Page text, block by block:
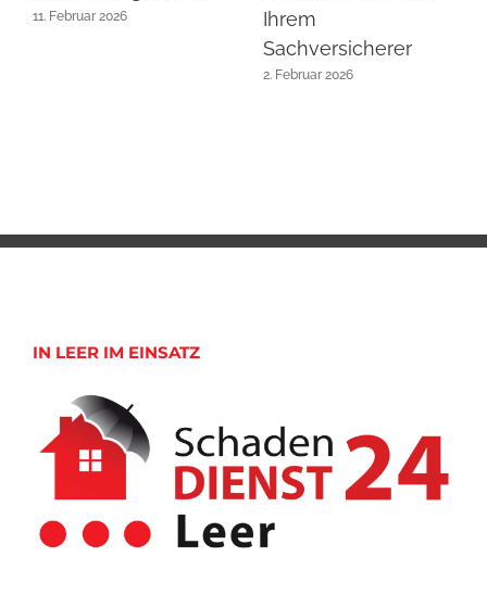
11. Februar 2026
Ihrem
Sachversicherer
2. Februar 2026
IN LEER IM EINSATZ